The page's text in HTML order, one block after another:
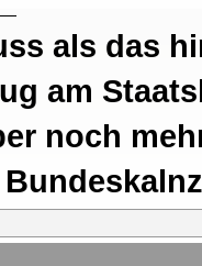
als das
am
noch